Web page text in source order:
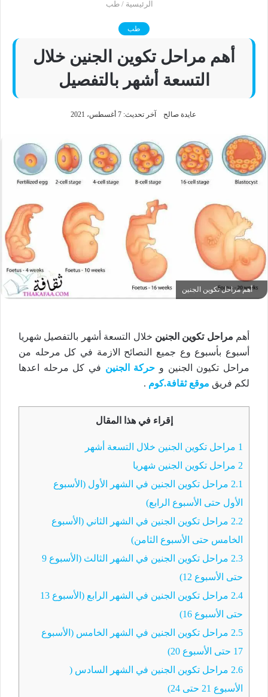
الرئيسية / طب
طب
أهم مراحل تكوين الجنين خلال
التسعة أشهر بالتفصيل
عايدة صالح آخر تحديث: 7 أغسطس، 2021
أهم مراحل تكوين الجنين
أهم مراحل تكوين الجنين خلال التسعة أشهر بالتفصيل شهريا
أسبوع بأسبوع وع جميع النصائح الازمة في كل مرحله من
مراحل تكيون الجنين و حركة الجنين في كل مرحله اعدها
لكم فريق موقع ثقافة.كوم .
إقراء في هذا المقال
1 مراحل تكوين الجنين خلال التسعة أشهر
2 مراحل تكوين الجنين شهريا
2.1 مراحل تكوين الجنين في الشهر الأول (الأسبوع
الأول حتى الأسبوع الرابع)
2.2 مراحل تكوين الجنين في الشهر الثاني (الأسبوع
الخامس حتى الأسبوع الثامن)
2.3
مراحل تكوين الجنين في الشهر الثالث (الأسبوع 9
حتى الأسبوع 12)
2.4
مراحل تكوين الجنين في الشهر الرابع (الأسبوع 13
حتى الأسبوع 16)
2.5 مراحل تكوين الجنين في الشهر الخامس (الأسبوع
17 حتى الأسبوع 20)
2.6 مراحل تكوين الجنين في الشهر السادس (
الأسبوع 21 حتى 24)